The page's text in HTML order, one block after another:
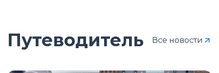
Путеводитель Все новости